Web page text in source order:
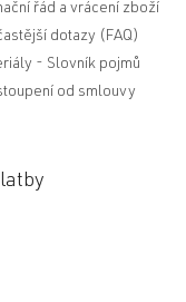
řád a vrácení zboží
dotazy (FAQ)
Slovník pojmů
od smlouvy